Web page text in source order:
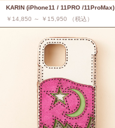
KARIN (iPhone11 / 11PRO /11ProMax)
￥14,850 ～ ￥15,950 （税込）